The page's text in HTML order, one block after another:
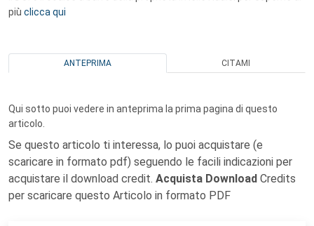
più clicca qui
ANTEPRIMA CITAMI
Qui sotto puoi vedere in anteprima la prima pagina di questo
articolo.
Se questo articolo ti interessa, lo puoi acquistare (e
scaricare in formato pdf) seguendo le facili indicazioni per
acquistare il download credit. Acquista Download Credits
per scaricare questo Articolo in formato PDF